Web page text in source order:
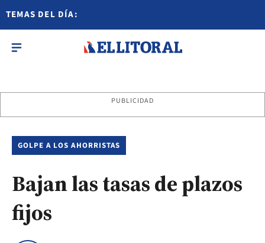
TEMAS DEL DÍA:
PUBLICIDAD
GOLPE A LOS AHORRISTAS
Bajan las tasas de plazos
fijos